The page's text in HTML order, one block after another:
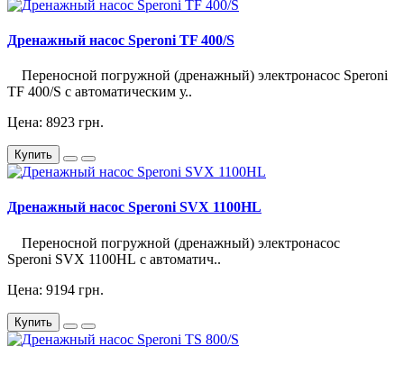
Дренажный насос Speroni TF 400/S
Переносной погружной (дренажный) электронасос Speroni
TF 400/S с автоматическим у..
Цена: 8923 грн.
Купить
Дренажный насос Speroni SVX 1100HL
Переносной погружной (дренажный) электронасос
Speroni SVX 1100HL с автоматич..
Цена: 9194 грн.
Купить